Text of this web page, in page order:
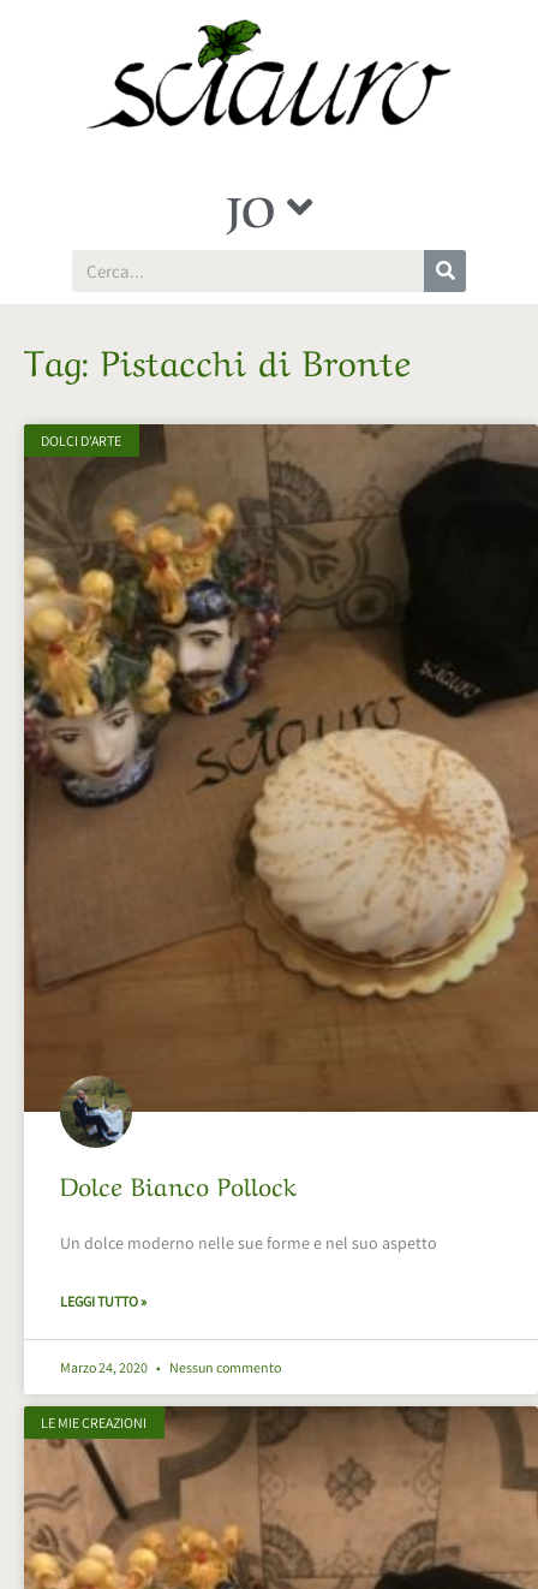
JO
Tag: Pistacchi di Bronte
DOLCI D'ARTE
Dolce Bianco Pollock
Un dolce moderno nelle sue forme e nel suo aspetto
LEGGI TUTTO »
Marzo 24, 2020 Nessun commento
LE MIE CREAZIONI